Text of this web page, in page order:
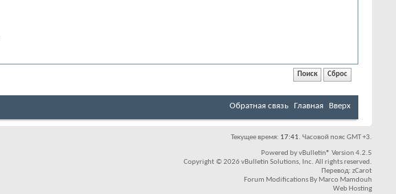
Обратная связь Главная Вверх
Текущее время: 17:41. Часовой пояс GMT +3.
Powered byvBulletin® Version 4.2.5
Copyright © 2026 vBulletin Solutions, Inc. All rights reserved.
Перевод: zCarot
Forum Modifications By Marco Mamdouh
Web Hosting